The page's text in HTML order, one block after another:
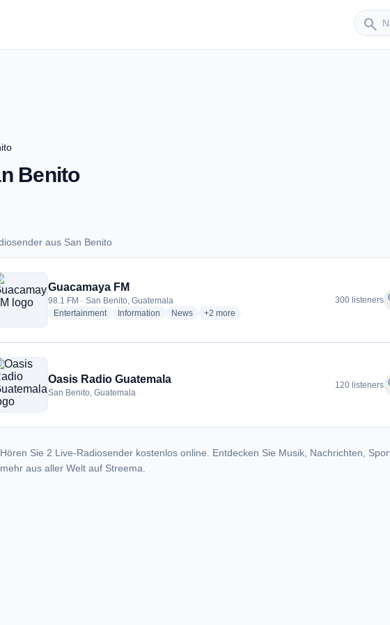
search
Sender
Benito
aus San Benito
aus San Benito
Guacamaya FM
98.1 FM · San Benito, Guatemala
Entertainmentradio stations
Information radio stations
Newsradio stations
+2 more genres for Guacamaya FM
more
300 listeners
Oasis Radio Guatemala
San Benito, Guatemala
120 listeners
Hören Sie 2 Live-Radiosender kostenlos online. Entdecken Sie Musik, Nachrichten,
mehr aus aller Welt auf Streema.